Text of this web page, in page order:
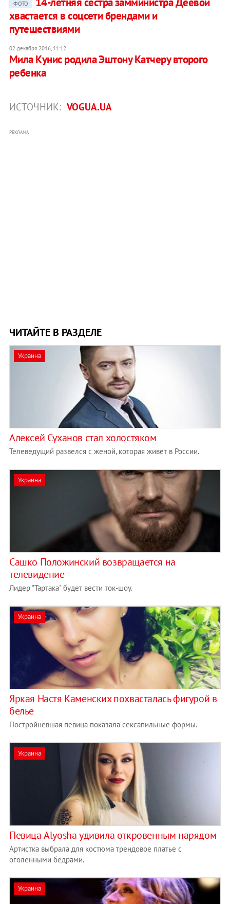
ФОТО
хвастается в соцсети брендами и
путешествиями
02 декабря 2016, 11:12
Мила Кунис родила Эштону Катчеру второго
ребенка
ИСТОЧНИК: VOGUA.UA
РЕКЛАМА
ЧИТАЙТЕ В РАЗДЕЛЕ
Украина
Алексей Суханов стал холостяком
Телеведущий развелся с женой, которая живет в России.
Украина
Сашко Положинский возвращается на
телевидение
Лидер "Тартака" будет вести ток-шоу.
Украина
Яркая Настя Каменских похвасталась фигурой в
белье
Постройневшая певица показала сексапильные формы.
Украина
Певица Alyosha удивила откровенным нарядом
Артистка выбрала для костюма трендовое платье с
оголенными бедрами.
Украина